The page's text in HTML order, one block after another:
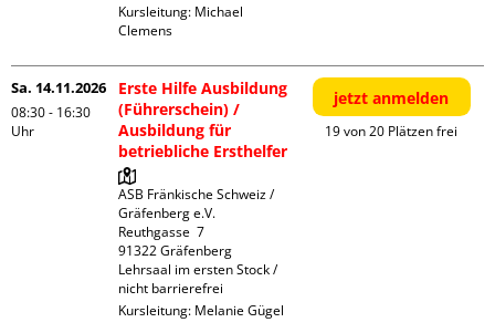
Kursleitung: Michael
Clemens
Sa. 14.11.2026
08:30 - 16:30
Uhr
Erste Hilfe Ausbildung
(Führerschein) /
Ausbildung für
betriebliche Ersthelfer
ASB Fränkische Schweiz /
Gräfenberg e.V.
Reuthgasse  7
91322 Gräfenberg
Lehrsaal im ersten Stock /
nicht barrierefrei
Kursleitung: Melanie Gügel
jetzt anmelden
19 von 20 Plätzen frei